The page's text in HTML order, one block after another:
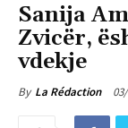
Sanija
Zvicër,
vdekje
By La Rédaction